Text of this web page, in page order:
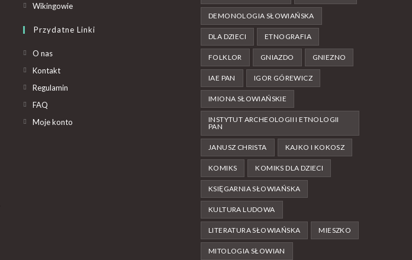
Wikingowie
Przydatne Linki
O nas
Kontakt
Regulamin
FAQ
Moje konto
DEMONOLOGIA SŁOWIAŃSKA
DLA DZIECI ETNOGRAFIA
FOLKLOR GNIAZDO GNIEZNO
IAE PAN IGOR GÓREWICZ
IMIONA SŁOWIAŃSKIE
INSTYTUT ARCHEOLOGII I ETNOLOGII
PAN
JANUSZ CHRISTA KAJKO I KOKOSZ
KOMIKS KOMIKS DLA DZIECI
KSIĘGARNIA SŁOWIAŃSKA
KULTURA LUDOWA
LITERATURA SŁOWIAŃSKA MIESZKO
MITOLOGIA SŁOWIAN